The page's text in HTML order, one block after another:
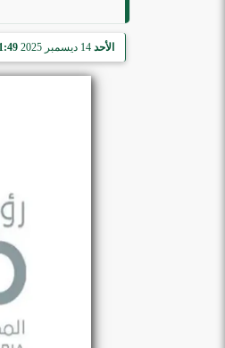
الأحد 14 ديسمبر 2025 11:49